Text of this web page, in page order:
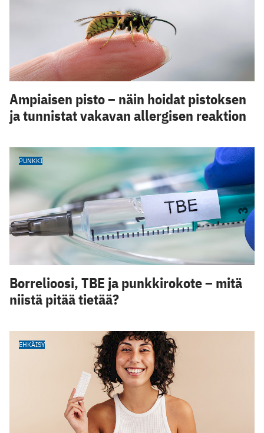
Ampiaisen pisto – näin hoidat pistoksen
ja tunnistat vakavan allergisen reaktion
PUNKKI
Borrelioosi, TBE ja punkkirokote – mitä
niistä pitää tietää?
EHKÄISY